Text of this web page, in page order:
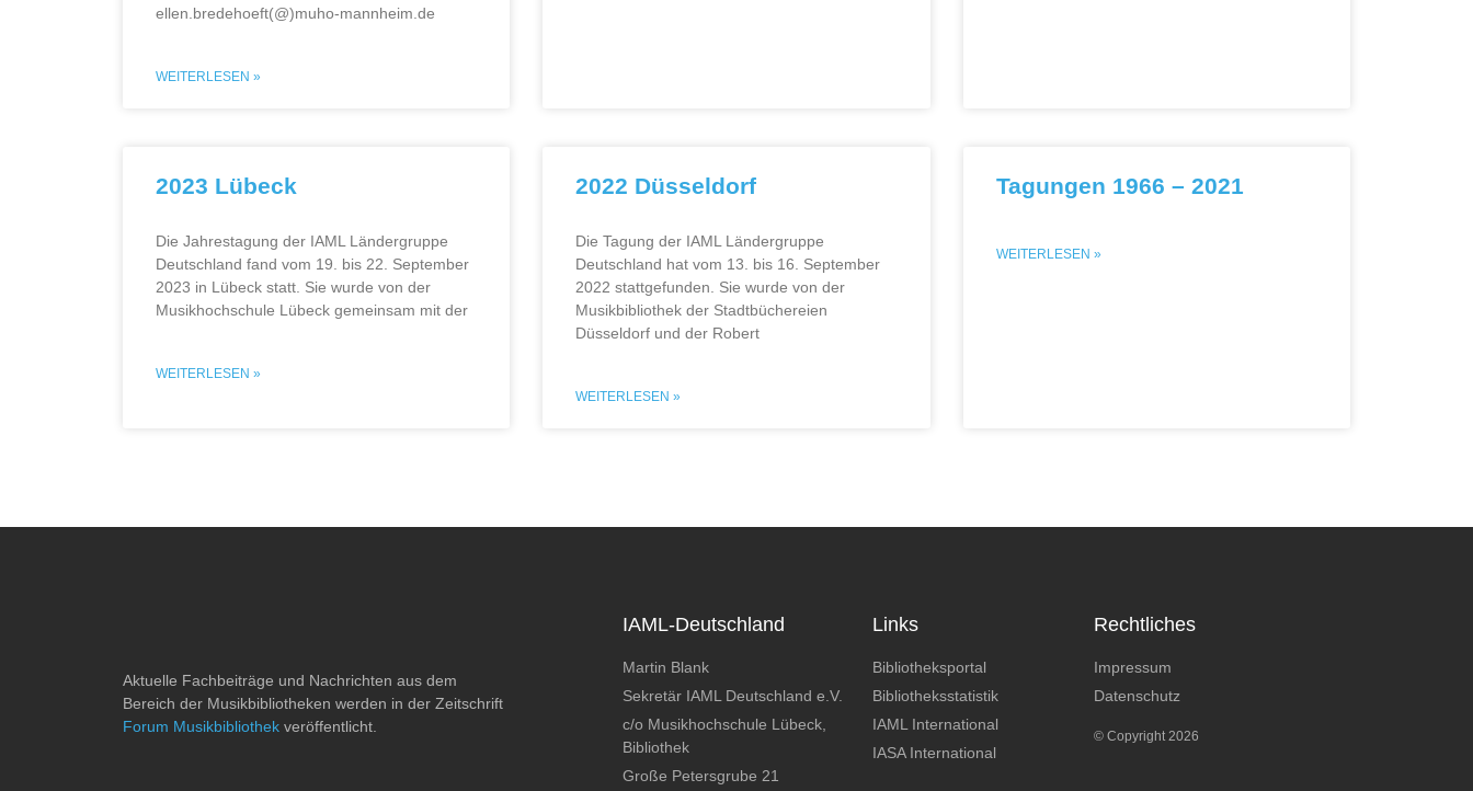
ellen.bredehoeft(@)muho-mannheim.de
WEITERLESEN »
2023 Lübeck
Die Jahrestagung der IAML Ländergruppe
Deutschland fand vom 19. bis 22. September
2023 in Lübeck statt. Sie wurde von der
Musikhochschule Lübeck gemeinsam mit der
WEITERLESEN »
2022 Düsseldorf
Die Tagung der IAML Ländergruppe
Deutschland hat vom 13. bis 16. September
2022 stattgefunden. Sie wurde von der
Musikbibliothek der Stadtbüchereien
Düsseldorf und der Robert
WEITERLESEN »
Tagungen 1966 – 2021
WEITERLESEN »
Aktuelle Fachbeiträge und Nachrichten aus dem
Bereich der Musikbibliotheken werden in der Zeitschrift
Forum Musikbibliothek veröffentlicht.
IAML-Deutschland
Martin Blank
Sekretär IAML Deutschland e.V.
c/o Musikhochschule Lübeck,
Bibliothek
Große Petersgrube 21
Links
Bibliotheksportal
Bibliotheksstatistik
IAML International
IASA International
Rechtliches
Impressum
Datenschutz
© Copyright 2026